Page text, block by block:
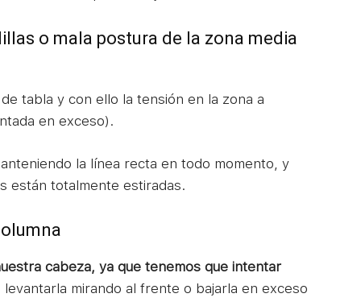
o mala postura de la zona media
tabla y con ello la tensión en la zona a
en exceso).
la línea recta en todo momento, y
están totalmente estiradas.
cabeza, ya que tenemos que intentar
levantarla mirando al frente o bajarla en exceso